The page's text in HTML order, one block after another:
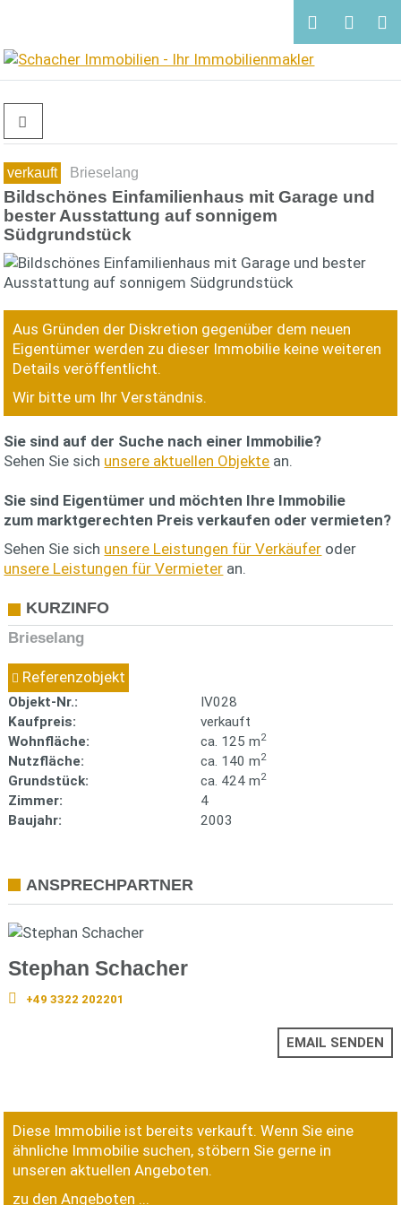
verkauft Brieselang
Bildschönes Einfamilienhaus mit Garage und
bester Ausstattung auf sonnigem
Südgrundstück
Aus Gründen der Diskretion gegenüber dem neuen
Eigentümer werden zu dieser Immobilie keine weiteren
Details veröffentlicht.
Wir bitte um Ihr Verständnis.
Sie sind auf der Suche nach einer Immobilie?
Sehen Sie sich unsere aktuellen Objekte an.
Sie sind Eigentümer und möchten Ihre Immobilie
zum marktgerechten Preis verkaufen oder vermieten?
Sehen Sie sich unsere Leistungen für Verkäufer oder
unsere Leistungen für Vermieter an.
KURZINFO
Brieselang
Referenzobjekt
Objekt-Nr.:
IV028
Kaufpreis:
verkauft
Wohnfläche:
ca. 125 m2
Nutzfläche: ca. 140 m2
Grundstück: ca. 424 m2
Zimmer:
4
Baujahr:
2003
ANSPRECHPARTNER
Stephan Schacher
+49 3322 202201
EMAIL SENDEN
Diese Immobilie ist bereits verkauft. Wenn Sie eine
ähnliche Immobilie suchen, stöbern Sie gerne in
unseren aktuellen Angeboten.
zu den Angeboten ...